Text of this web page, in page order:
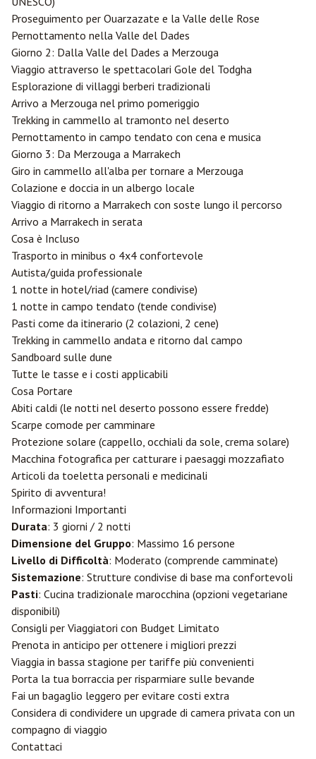
Proseguimento per Ouarzazate e la Valle delle Rose
Pernottamento nella Valle del Dades
Giorno 2: Dalla Valle del Dades a Merzouga
Viaggio attraverso le spettacolari Gole del Todgha
Esplorazione di villaggi berberi tradizionali
Arrivo a Merzouga nel primo pomeriggio
Trekking in cammello al tramonto nel deserto
Pernottamento in campo tendato con cena e musica
Giorno 3: Da Merzouga a Marrakech
Giro in cammello all'alba per tornare a Merzouga
Colazione e doccia in un albergo locale
Viaggio di ritorno a Marrakech con soste lungo il percorso
Arrivo a Marrakech in serata
Cosa è Incluso
Trasporto in minibus o 4x4 confortevole
Autista/guida professionale
1 notte in hotel/riad (camere condivise)
1 notte in campo tendato (tende condivise)
Pasti come da itinerario (2 colazioni, 2 cene)
Trekking in cammello andata e ritorno dal campo
Sandboard sulle dune
Tutte le tasse e i costi applicabili
Cosa Portare
Abiti caldi (le notti nel deserto possono essere fredde)
Scarpe comode per camminare
Protezione solare (cappello, occhiali da sole, crema solare)
Macchina fotografica per catturare i paesaggi mozzafiato
Articoli da toeletta personali e medicinali
Spirito di avventura!
Informazioni Importanti
Durata: 3 giorni / 2 notti
Dimensione del Gruppo: Massimo 16 persone
Livello di Difficoltà: Moderato (comprende camminate)
Sistemazione: Strutture condivise di base ma confortevoli
Pasti: Cucina tradizionale marocchina (opzioni vegetariane
disponibili)
Consigli per Viaggiatori con Budget Limitato
Prenota in anticipo per ottenere i migliori prezzi
Viaggia in bassa stagione per tariffe più convenienti
Porta la tua borraccia per risparmiare sulle bevande
Fai un bagaglio leggero per evitare costi extra
Considera di condividere un upgrade di camera privata con un
compagno di viaggio
Contattaci